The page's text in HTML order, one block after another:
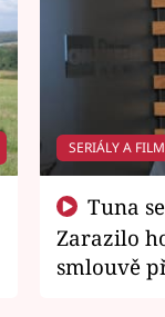
SERIÁLY A
Zarazilo
smlouvě